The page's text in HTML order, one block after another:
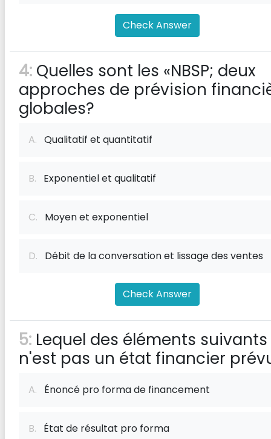
Check Answer
4: Quelles sont les «NBSP; deux
approches de prévision
globales?
A. Qualitatif et quantitatif
B. Exponentiel et qualitatif
C. Moyen et exponentiel
D. Débit de la conversation et lissage des ventes
Check Answer
5: Lequel des éléments suivants
n'est pas un état financier
A. Énoncé pro forma de financement
B. État de résultat pro forma